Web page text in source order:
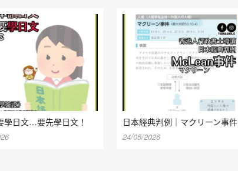
學日文…要先學日文！ 日本經典判例｜マクリーン事件
24/05/2026